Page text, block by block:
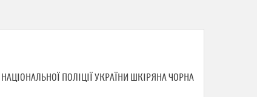
ПОЛІЦІЇ УКРАЇНИ ШКІРЯНА ЧОРНА